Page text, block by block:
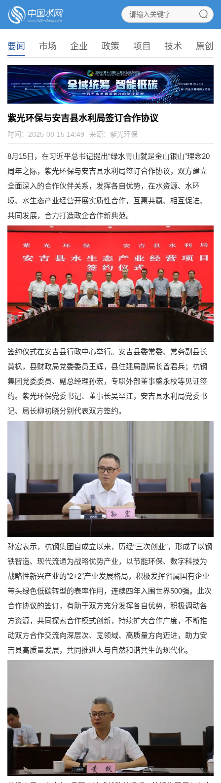
要闻 市场 企业 政策 项目 技术 原创
紫光环保与安吉县水利局签订合作协议
时间：2025-08-15 14:49 来源： 紫光环保
8月15日，在习近平总书记提出“绿水青山就是金山银山”理念20
周年之际，紫光环保与安吉县水利局签订合作协议，双方建立
全面深入的合作伙伴关系，发挥各自优势，在水资源、水环
境、水生态产业经营开展实质性合作，互惠共赢、相互促进、
共同发展，合力打造政企合作新典范。
签约仪式在安吉县行政中心举行。安吉县委常委、常务副县长
黄枫，县财政局党委委员王辉，县住建局副局长曾君兵；杭钢
集团党委委员、副总经理孙宏，专职外部董事盛永校等见证签
约。紫光环保党委书记、董事长吴罕江，安吉县水利局党委书
记、局长柳初晓分别代表双方签约。
孙宏表示，杭钢集团自成立以来，历经“三次创业”，形成了以钢
铁智造、现代流通为战略优势产业，以节能环保、数字科技为
战略性新兴产业的“2+2”产业发展格局，积极发挥省属国有企业
带头绿色低碳转型的表率作用，连续四年入围世界500强。此次
合作协议的签订，有助于双方充分发挥各自优势，积极调动各
方资源，共同探索合作模式创新，持续扩大合作广度，不断推
动双方合作交流向深层次、宽领域、高质量方向迈进，助力安
吉县高质量发展，共同推进人与自然和谐共生的现代化。